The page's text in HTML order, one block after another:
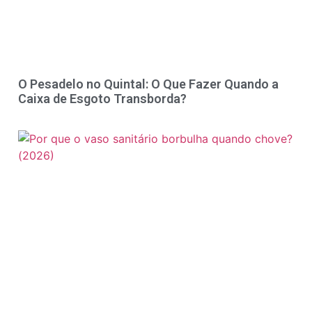
O Pesadelo no Quintal: O Que Fazer Quando a
Caixa de Esgoto Transborda?